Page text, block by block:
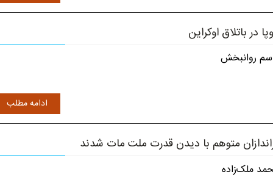
در باتلاق اوکراین
روانبخش
ادامه مطلب
متوهم با دیدن قدرت ملت مات شدند
ملک‌زاده